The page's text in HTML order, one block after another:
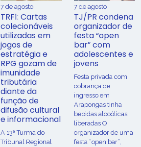
7 de agosto
TRF1: Cartas
colecionáveis
utilizadas em
jogos de
estratégia e
RPG gozam de
imunidade
tributária
diante da
função de
difusão cultural
e informacional
A 13ª Turma do
Tribunal Regional
7 de agosto
TJ/PR condena
organizador de
festa “open
bar” com
adolescentes e
jovens
Festa privada com
cobrança de
ingresso em
Arapongas tinha
bebidas alcoólicas
liberadas O
organizador de uma
festa “open bar”,